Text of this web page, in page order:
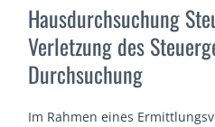
Hausdurchsuchung
Verletzung des
Durchsuchung
Im Rahmen eines